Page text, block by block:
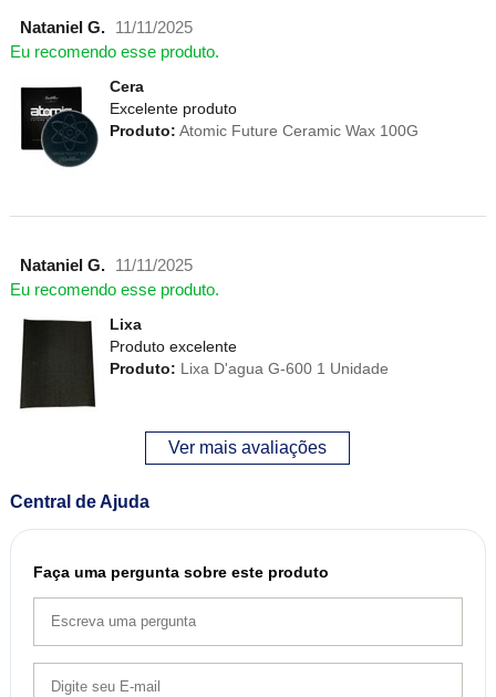
Nataniel G.
11/11/2025
Eu recomendo esse produto.
Cera
Excelente produto
Produto: Atomic Future Ceramic Wax 100G
Nataniel G.
11/11/2025
Eu recomendo esse produto.
Lixa
Produto excelente
Produto: Lixa D'agua G-600 1 Unidade
Ver mais avaliações
Central de Ajuda
Faça uma pergunta sobre este produto